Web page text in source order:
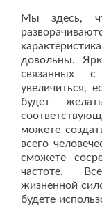
Мы здесь,
довольны.
связанных
увеличиться,
будет
можете
всего
сможете
частоте.
жизненной
будете